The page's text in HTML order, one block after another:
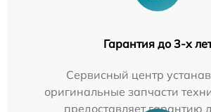
Гарантия до 3-х
Сервисный центр
оригинальные запчасти
предоставляет гарантию